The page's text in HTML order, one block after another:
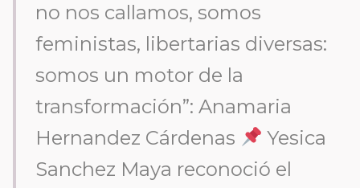
no nos callamos, somos
feministas, libertarias diversas:
somos un motor de la
transformación”: Anamaria
Hernandez Cárdenas
Yesica
Sanchez Maya reconoció el